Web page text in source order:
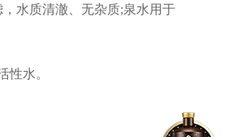
水质清澈、无杂质;泉水用于
性水。